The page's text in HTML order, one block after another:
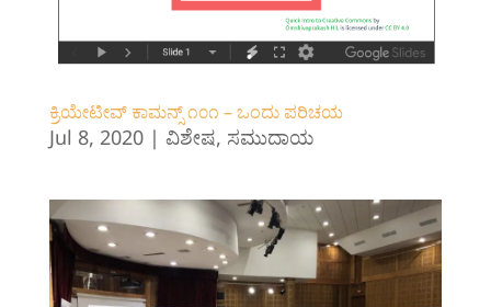
‍ಕ್ರಿಯೇಟೀವ್ ಕಾಮನ್ಸ್ ೧೦೧‌ – ಒಂದು ಪರಿಚಯ
Jul 8, 2020| ವಿಶೇಷ, ಸಮುದಾಯ